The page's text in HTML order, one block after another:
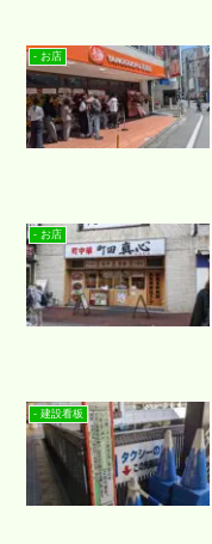
- お店
- お店
- 建設看板